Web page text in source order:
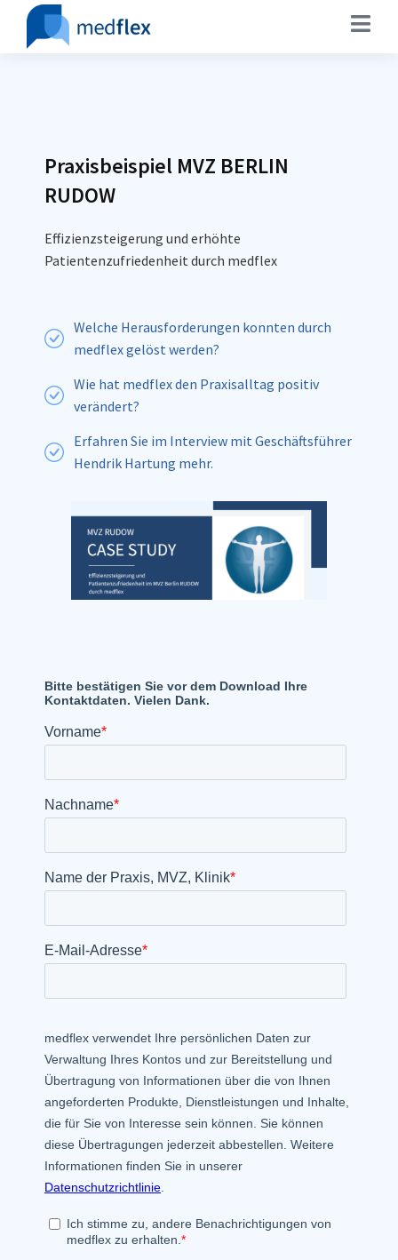
Praxisbeispiel MVZ BERLIN
RUDOW
Effizienzsteigerung und erhöhte
Patientenzufriedenheit durch medflex
Welche Herausforderungen konnten durch
medflex gelöst werden?
Wie hat medflex den Praxisalltag positiv
verändert?
Erfahren Sie im Interview mit Geschäftsführer
Hendrik Hartung mehr.